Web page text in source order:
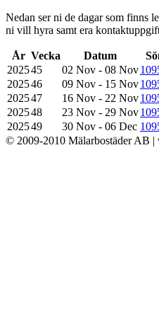
Nedan ser ni de dagar som finns
ni vill hyra samt era
År Vecka Datum
202545 02 Nov - 08 Nov
202546 09 Nov - 15 Nov
202547 16 Nov - 22 Nov
202548 23 Nov - 29 Nov
202549 30 Nov - 06 Dec
© 2009-2010 Mälarbostäder AB |